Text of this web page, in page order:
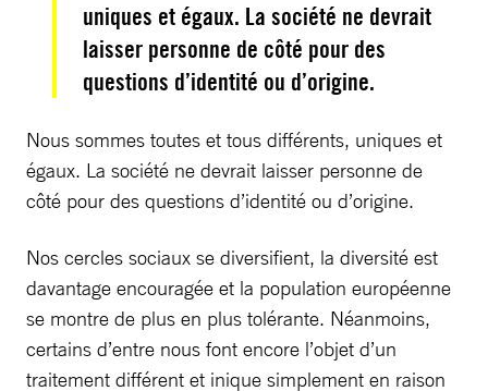
uniques et égaux. La société ne devrait
laisser personne de côté pour des
questions d’identité ou d’origine.
Nous sommes toutes et tous différents, uniques et
égaux. La société ne devrait laisser personne de
côté pour des questions d’identité ou d’origine.
Nos cercles sociaux se diversifient, la diversité est
davantage encouragée et la population européenne
se montre de plus en plus tolérante. Néanmoins,
certains d’entre nous font encore l’objet d’un
traitement différent et inique simplement en raison